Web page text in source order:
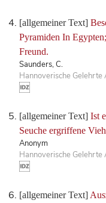
[allgemeiner Text]
Pyramiden In
Freund.
Saunders, C.
Hannoverische
[allgemeiner Text] Ist
Seuche ergriffene
Anonym
Hannoverische
[allgemeiner Text]